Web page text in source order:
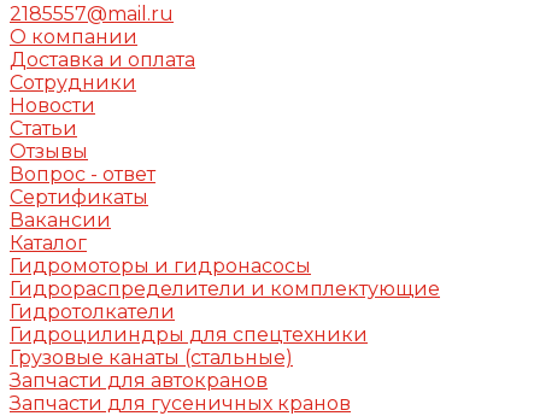
2185557@mail.ru
О компании
Доставка и оплата
Сотрудники
Новости
Статьи
Отзывы
Вопрос - ответ
Сертификаты
Вакансии
Каталог
Гидромоторы и гидронасосы
Гидрораспределители и комплектующие
Гидротолкатели
Гидроцилиндры для спецтехники
Грузовые канаты (стальные)
Запчасти для автокранов
Запчасти для гусеничных кранов